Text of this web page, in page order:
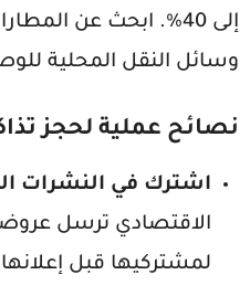
إلى 40%. ابحث عن
وسائل النقل المحلية
نصائح عملية لحجز
اشترك في النشرات
لمشتركيها قبل